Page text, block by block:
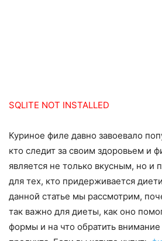
SQLITE NOT INSTALLED
Куриное филе давно завоевало
кто следит за своим здоровьем и
является не только вкусным, но и
для тех, кто придерживается
данной статье мы рассмотрим,
так важно для диеты, как оно
формы и на что обратить